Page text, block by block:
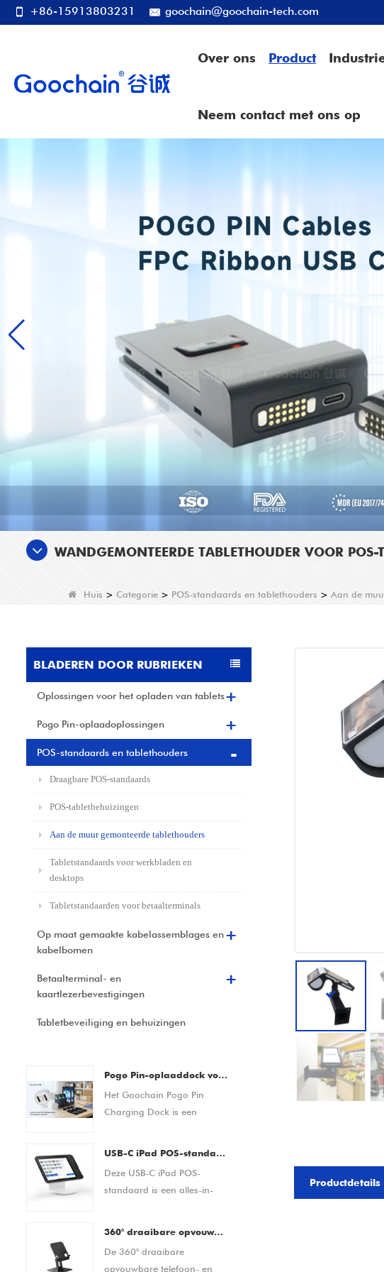
+86-15913803231 goochain@goochain-tech.com
Over ons Product
Neem contact met ons op
WANDGEMONTEERDE TABLETHOUDER VOOR
Huis > Categorie > POS-standaards en tablethouders > Aan de
BLADEREN DOOR RUBRIEKEN
Oplossingen voor het opladen van tablets
Pogo Pin-oplaadoplossingen
POS-standaards en tablethouders
Draagbare POS-standaards
POS-tabletbehuizingen
Aan de muur gemonteerde tablethouders
Tabletstandaards voor werkbladen en
desktops
Tabletstandaarden voor betaalterminals
Op maat gemaakte kabelassemblages en
kabelbomen
Betaalterminal- en
kaartlezerbevestigingen
Tabletbeveiliging en behuizingen
Pogo Pin-oplaaddock voor barcodescanners, PDA-apparaten, tablets en smartphones Aangepaste OEM/ODM-fabrikant
Het Goochain Pogo Pin
Charging Dock is een
barcodescanners, PDA-
apparaten, tablets,
draagbare elektronische
apparatuur. Met een
betrouwbare magnetische
USB-C iPad POS-standaard | Tablet POS-dock met geïntegreerde betaaloplossing (OEM/ODM-fabrikant)
Deze USB-C iPad POS-
standaard is een alles-in-
ontworpen voor moderne
winkel- en
360° draaibare opvouwbare telefoon- en tabletstandaard voor bureau – verstelbare antislip bureauhouder voor apparaten van 4,7–13 inch
De 360° draaibare
opvouwbare telefoon- en
Productdetails